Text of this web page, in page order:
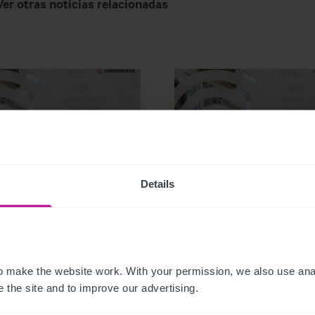
Details
make the website work. With your permission, we also use
the site and to improve our advertising.
otras noticias relacionadas
hotelera en
primeros
de los 2.000 M €